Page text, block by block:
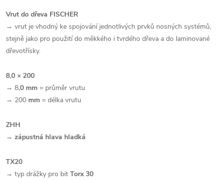
Vrut do dřeva FISCHER
→ vrut je vhodný ke spojování jednotlivých prvků nosných systémů,
stejně jako pro použití do měkkého i tvrdého dřeva a do laminované
dřevotřísky.
8,0 × 200
→ 8,0 mm = průměr vrutu
→ 200 mm = délka vrutu
ZHH
→ zápustná hlava hladká
TX20
→ typ drážky pro bit Torx 30